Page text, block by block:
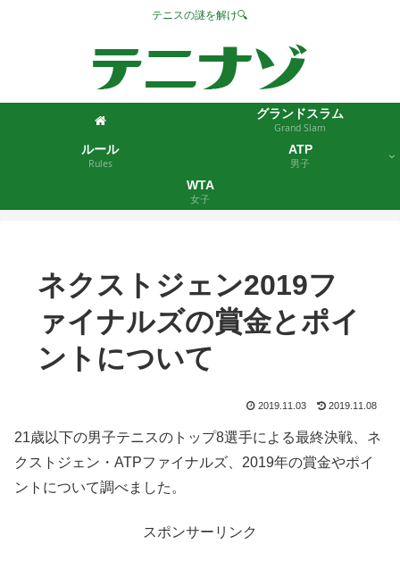
テニスの謎を解け🔍
グランドスラム
Grand Slam
ルール
Rules
ATP
男子
WTA
女子
ネクストジェン2019フ
ァイナルズの賞金とポイ
ントについて
2019.11.03 2019.11.08
21歳以下の男子テニスのトップ8選手による最終決戦、ネ
クストジェン・ATPファイナルズ、2019年の賞金やポイ
ントについて調べました。
スポンサーリンク